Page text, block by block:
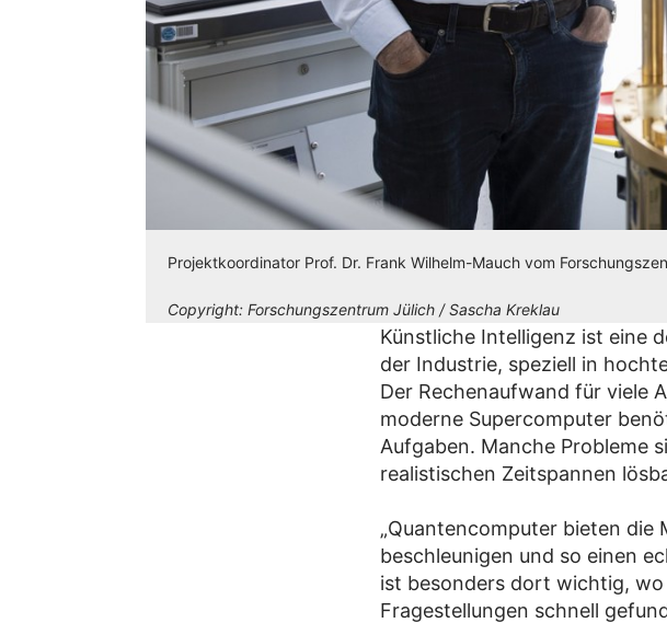
Projektkoordinator Prof. Dr. Frank Wilhelm-Mauch vom
Copyright: Forschungszentrum Jülich / Sascha Kreklau
Künstliche Intelligenz ist eine
der Industrie, speziell in
Der Rechenaufwand für viele
moderne Supercomputer
Aufgaben. Manche Probleme
realistischen Zeitspannen
„Quantencomputer bieten die
beschleunigen und so einen
ist besonders dort wichtig,
Fragestellungen schnell